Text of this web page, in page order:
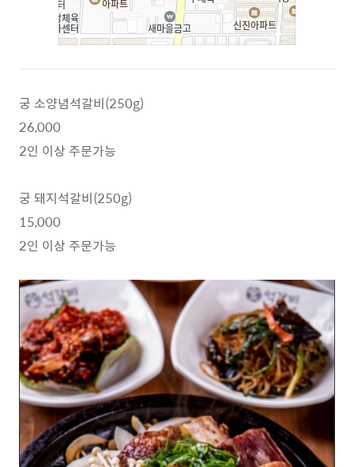
궁 소양념석갈비(250g)
26,000
2인 이상 주문가능
궁 돼지석갈비(250g)
15,000
2인 이상 주문가능